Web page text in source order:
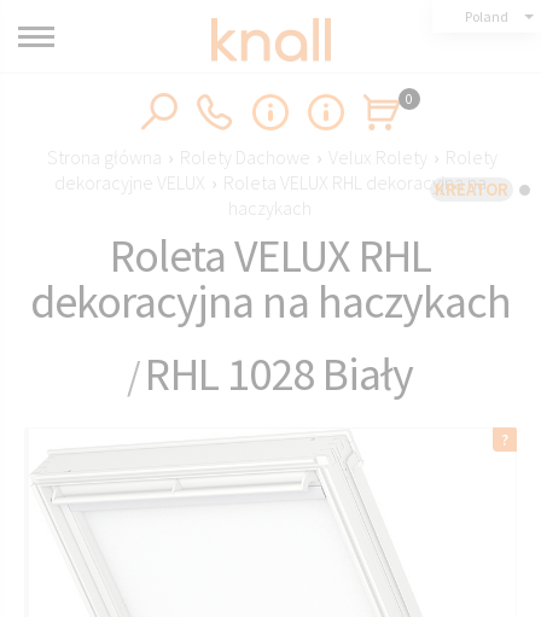
KREATOR
Poland
0
Strona główna › Rolety Dachowe › Velux Rolety › Rolety
dekoracyjne VELUX
› Roleta VELUX RHL dekoracyjna na
haczykach
Roleta VELUX RHL
dekoracyjna na haczykach
/RHL 1028 Biały